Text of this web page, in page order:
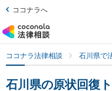
ココナラへ
ココナラ法律相談 石川県で
石川県の原状回復